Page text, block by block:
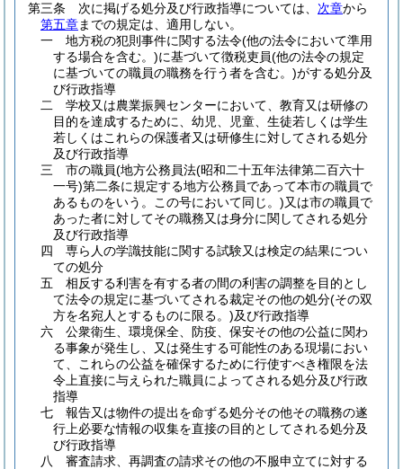
第三条
次に掲げる処分及び行政指導については、 次章から
第五章までの規定は、適用しない。
一
地方税の犯則事件に関する法令(他の法令において準用
する場合を含む。)に基づいて徴税吏員(他の法令の規定
に基づいての職員の職務を行う者を含む。)がする処分及
び行政指導
二
学校又は農業振興センターにおいて、教育又は研修の
目的を達成するために、幼児、児童、生徒若しくは学生
若しくはこれらの保護者又は研修生に対してされる処分
及び行政指導
三
市の職員(地方公務員法(昭和二十五年法律第二百六十
一号)第二条に規定する地方公務員であって本市の職員で
あるものをいう。この号において同じ。)又は市の職員で
あった者に対してその職務又は身分に関してされる処分
及び行政指導
四
専ら人の学識技能に関する試験又は検定の結果につい
ての処分
五
相反する利害を有する者の間の利害の調整を目的とし
て法令の規定に基づいてされる裁定その他の処分(その双
方を名宛人とするものに限る。)及び行政指導
六
公衆衛生、環境保全、防疫、保安その他の公益に関わ
る事象が発生し、又は発生する可能性のある現場におい
て、これらの公益を確保するために行使すべき権限を法
令上直接に与えられた職員によってされる処分及び行政
指導
七
報告又は物件の提出を命ずる処分その他その職務の遂
行上必要な情報の収集を直接の目的としてされる処分及
び行政指導
八
審査請求、再調査の請求その他の不服申立てに対する